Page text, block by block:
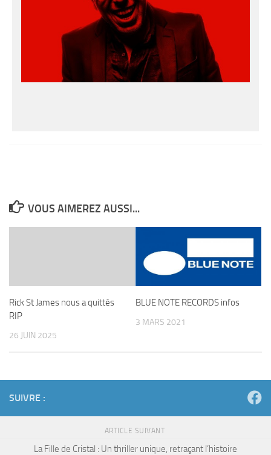
VOUS AIMEREZ AUSSI...
Rick St James nous a quittés
RIP
26 JUIN 2025
BLUE NOTE RECORDS infos
3 MARS 2021
SUIVRE :
ARTICLE SUIVANT
La Fille de Cristal : Un thriller unique, retraçant l’histoire